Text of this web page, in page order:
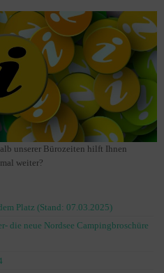
unserer Bürozeiten hilft Ihnen
weiter?
Platz (Stand: 07.03.2025)
die neue Nordsee Campingbroschüre